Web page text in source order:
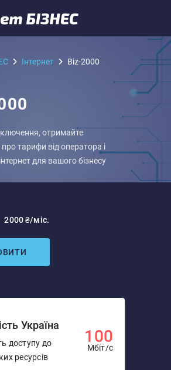
Iнтернет Biz-2000
отримайте
тарифи від оператора і
для вашого бізнесу
2000 ₴/міс.
Україна
доступу до
ресурсів
100
Мбіт/с